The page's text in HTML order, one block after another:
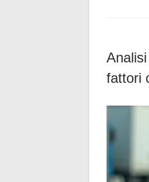
fattori